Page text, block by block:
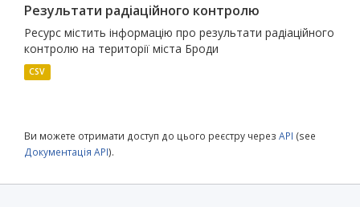
Результати радіаційного контролю
Ресурс містить інформацію про результати радіаційного
контролю на території міста Броди
CSV
Ви можете отримати доступ до цього реєстру через API (see
Документація API).